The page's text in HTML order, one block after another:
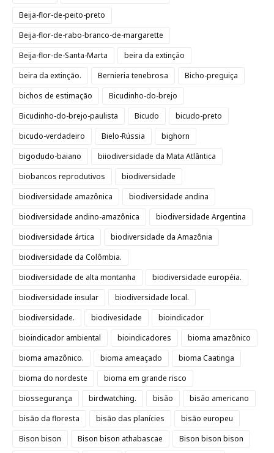
Beija-flor-de-peito-preto
Beija-flor-de-rabo-branco-de-margarette
Beija-flor-de-Santa-Marta
beira da extinção
beira da extinção.
Bernieria tenebrosa
Bicho-preguiça
bichos de estimação
Bicudinho-do-brejo
Bicudinho-do-brejo-paulista
Bicudo
bicudo-preto
bicudo-verdadeiro
Bielo-Rússia
bighorn
bigodudo-baiano
biiodiversidade da Mata Atlântica
biobancos reprodutivos
biodiversidade
biodiversidade amazônica
biodiversidade andina
biodiversidade andino-amazônica
biodiversidade Argentina
biodiversidade ártica
biodiversidade da Amazônia
biodiversidade da Colômbia.
biodiversidade de alta montanha
biodiversidade européia.
biodiversidade insular
biodiversidade local.
biodiversidade.
biodivesidade
bioindicador
bioindicador ambiental
bioindicadores
bioma amazônico
bioma amazônico.
bioma ameaçado
bioma Caatinga
bioma do nordeste
bioma em grande risco
biossegurança
birdwatching. bisão
bisão americano
bisão da floresta
bisão das planícies
bisão europeu
Bison bison
Bison bison athabascae
Bison bison bison